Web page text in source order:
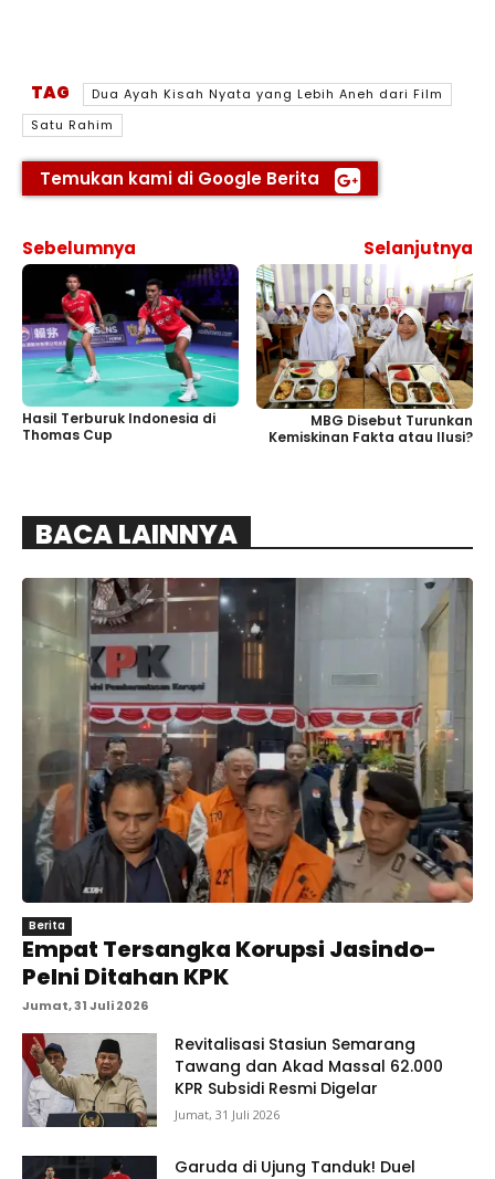
TAG
Dua Ayah Kisah Nyata yang Lebih Aneh dari Film
Satu Rahim
Temukan kami di Google Berita
Sebelumnya
Hasil Terburuk Indonesia di
Thomas Cup
Selanjutnya
MBG Disebut Turunkan
Kemiskinan Fakta atau Ilusi?
BACA LAINNYA
Berita
Empat Tersangka Korupsi Jasindo-
Pelni Ditahan KPK
Jumat, 31 Juli 2026
Revitalisasi Stasiun Semarang
Tawang dan Akad Massal 62.000
KPR Subsidi Resmi Digelar
Jumat, 31 Juli 2026
Garuda di Ujung Tanduk! Duel